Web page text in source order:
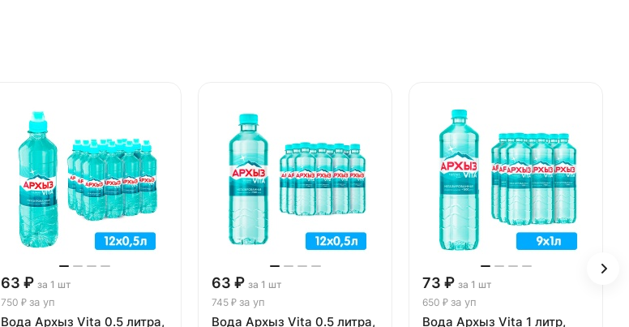
63 ₽ за 1 шт
750 ₽ за уп
Вода Архыз Vita 0.5 литра,
63 ₽ за 1 шт
745 ₽ за уп
Вода Архыз Vita 0.5 литра,
73 ₽ за 1 шт
650 ₽ за уп
Вода Архыз Vita 1 литр,